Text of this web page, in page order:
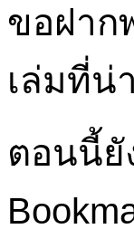
ขอฝาก
เล่มที่น่
ตอนนี้ยั